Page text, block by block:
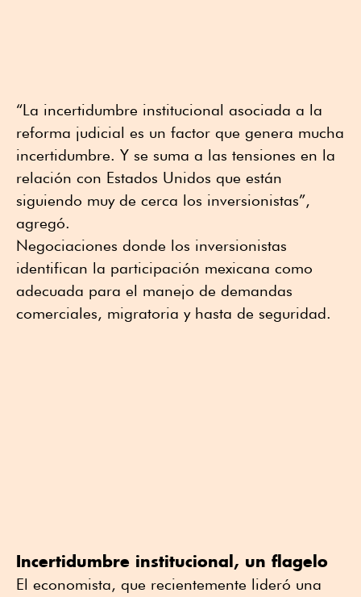
“La incertidumbre institucional asociada a la
reforma judicial es un factor que genera mucha
incertidumbre. Y se suma a las tensiones en la
relación con Estados Unidos que están
siguiendo muy de cerca los inversionistas”,
agregó.
Negociaciones donde los inversionistas
identifican la participación mexicana como
adecuada para el manejo de demandas
comerciales, migratoria y hasta de seguridad.
Incertidumbre institucional, un flagelo
El economista, que recientemente lideró una